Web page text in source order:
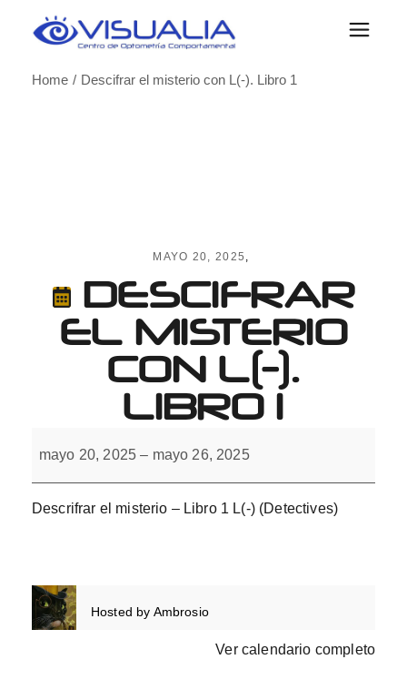
Home
Descifrar el misterio con L(-). Libro 1
MAYO 20, 2025
DESCIFRAR
EL MISTERIO
CON L(-).
LIBRO 1
el
misterio
Libro
mayo 20, 2025 – mayo 26, 2025
Descrifrar el misterio – Libro 1 L(-) (Detectives)
Hosted by Ambrosio
Ver calendario completo